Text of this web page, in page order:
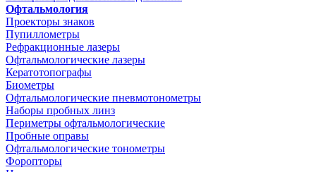
Офтальмология
Проекторы знаков
Пупиллометры
Рефракционные лазеры
Офтальмологические лазеры
Кератотопографы
Биометры
Офтальмологические пневмотонометры
Наборы пробных линз
Периметры офтальмологические
Пробные оправы
Офтальмологические тонометры
Форопторы